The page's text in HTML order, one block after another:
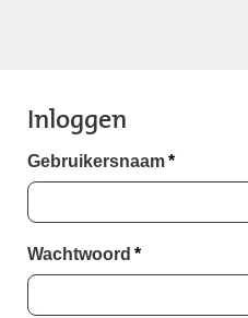
Inloggen
Gebruikersnaam*
Wachtwoord *